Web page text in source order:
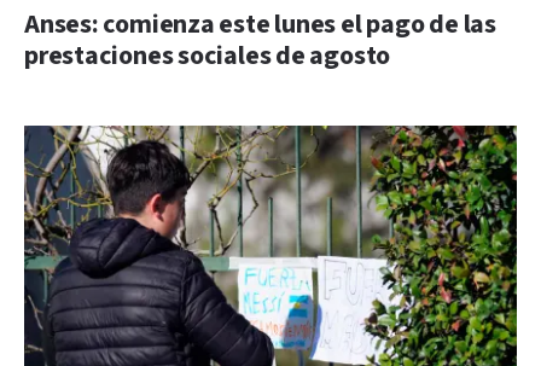
Anses: comienza este lunes el pago de las
prestaciones sociales de agosto